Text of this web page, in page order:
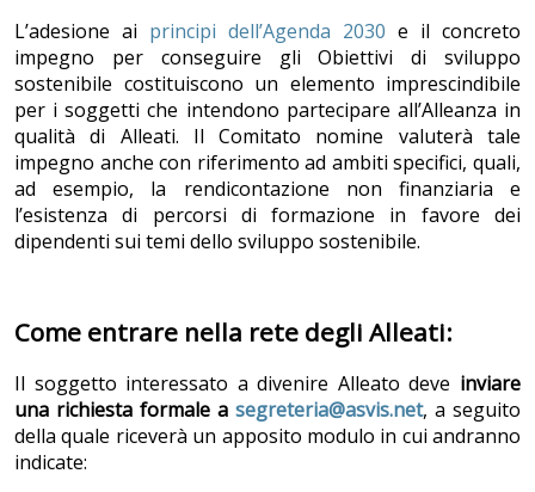
L’adesione ai principi dell’Agenda 2030 e il concreto
impegno per conseguire gli Obiettivi di sviluppo
sostenibile costituiscono un elemento imprescindibile
per i soggetti che intendono partecipare all’Alleanza in
qualità di Alleati. Il Comitato nomine
valuterà tale
impegno anche con riferimento ad ambiti specifici, quali,
ad esempio, la rendicontazione non finanziaria e
l’esistenza di percorsi di formazione in favore dei
dipendenti sui temi dello sviluppo sostenibile.
Come entrare nella rete degli Alleati:
Il soggetto interessato a divenire Alleato deve inviare
una richiesta formale a segreteria@asvis.net, a seguito
della quale riceverà un apposito modulo in cui andranno
indicate: